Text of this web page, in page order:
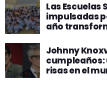
Las
impulsadas
año
Johnny
cumpleaños:
risas en el